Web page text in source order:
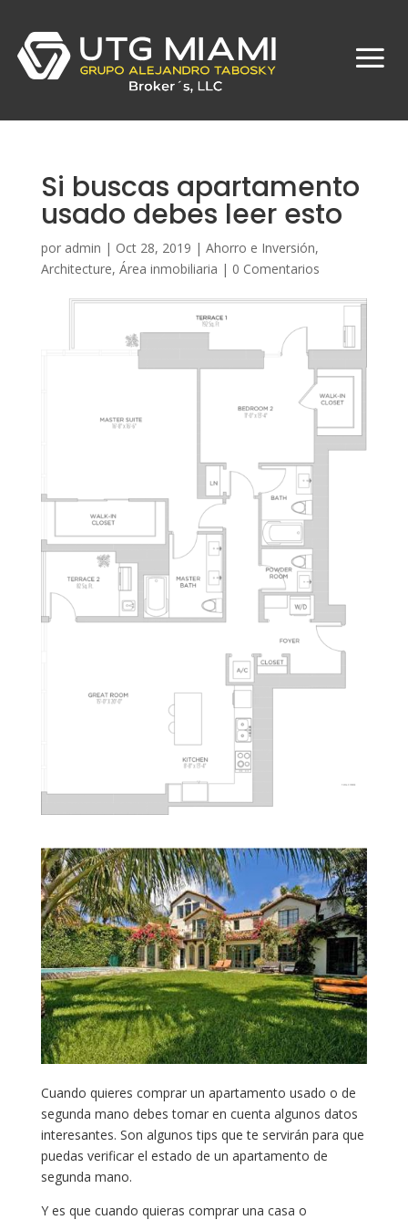
Si buscas apartamento
usado debes leer esto
por admin | Oct 28, 2019 | Ahorro e Inversión,
Architecture, Área inmobiliaria | 0 Comentarios
Cuando quieres comprar un apartamento usado o de
segunda mano debes tomar en cuenta algunos datos
interesantes. Son algunos tips que te servirán para que
puedas verificar el estado de un apartamento de
segunda mano.
Y es que cuando quieras comprar una casa o